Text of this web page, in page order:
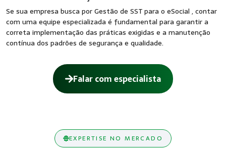
Se sua empresa busca por Gestão de SST para o eSocial , contar
com uma equipe especializada é fundamental para garantir a
correta implementação das práticas exigidas e a manutenção
contínua dos padrões de segurança e qualidade.
Falar com especialista
EXPERTISE NO MERCADO